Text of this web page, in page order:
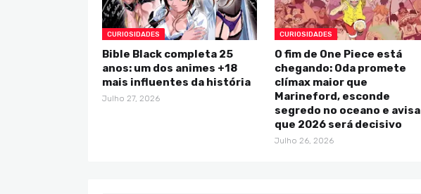
CURIOSIDADES
Bible Black completa 25
anos: um dos animes +18
mais influentes da história
Julho 27, 2026
CURIOSIDADES
O fim de One Piece está
chegando: Oda promete
clímax maior que
Marineford, esconde
segredo no oceano e avisa
que 2026 será decisivo
Julho 26, 2026